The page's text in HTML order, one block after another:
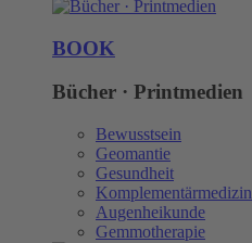
BOOK
Bücher · Printmedien
Bewusstsein
Geomantie
Gesundheit
Komplementärmedizin
Augenheikunde
Gemmotherapie